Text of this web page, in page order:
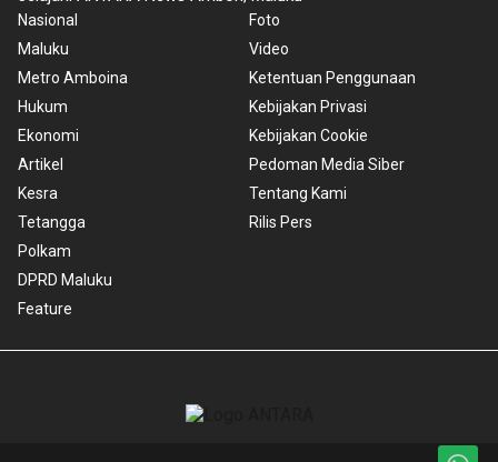
Nasional
Maluku
Metro Amboina
Hukum
Ekonomi
Artikel
Kesra
Tetangga
Polkam
DPRD Maluku
Feature
Foto
Video
Ketentuan Penggunaan
Kebijakan Privasi
Kebijakan Cookie
Pedoman Media Siber
Tentang Kami
Rilis Pers